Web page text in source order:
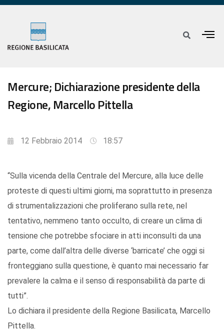
Mercure; Dichiarazione presidente della
Regione, Marcello Pittella
12 Febbraio 2014 18:57
“Sulla vicenda della Centrale del Mercure, alla luce delle
proteste di questi ultimi giorni, ma soprattutto in presenza
di strumentalizzazioni che proliferano sulla rete, nel
tentativo, nemmeno tanto occulto, di creare un clima di
tensione che potrebbe sfociare in atti inconsulti da una
parte, come dall’altra delle diverse ‘barricate’ che oggi si
fronteggiano sulla questione, è quanto mai necessario far
prevalere la calma e il senso di responsabilità da parte di
tutti”.
Lo dichiara il presidente della Regione Basilicata, Marcello
Pittella.